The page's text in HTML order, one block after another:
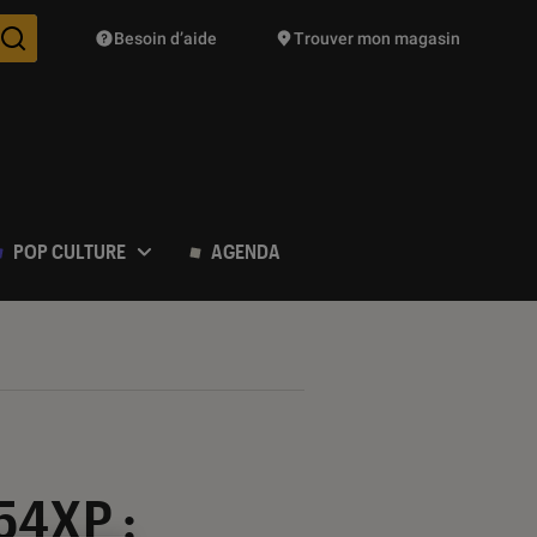
Des suggestions de produits vont vous être proposées
Besoin d’aide Trouver mon magasin
POP CULTURE AGENDA
: